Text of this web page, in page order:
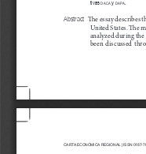
tivas daca y dapa.
Abstract
The essay describes
United States. The
analyzed during the
been  discussed
CARTA ECONÓMICA REGIONAL | ISSN 0187-